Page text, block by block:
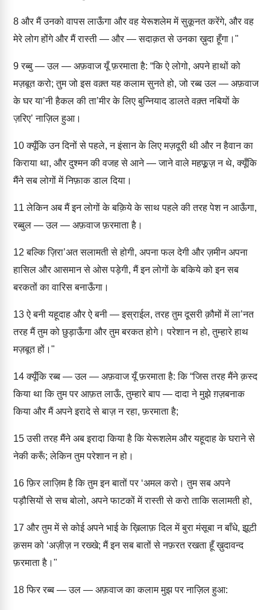
8 और मैं उनको वापस लाऊँगा और वह येरूशलेम में सुकूनत करेंगे, और वह
मेरे लोग होंगे और मैं रास्ती — और — सदाक़त से उनका ख़ुदा हूँगा।"
9रब्बु — उल — अफ़वाज यूँ फ़रमाता है: “कि ऐ लोगो, अपने हाथों को
मज़बूत करो; तुम जो इस वक़्त यह कलाम सुनते हो, जो रब्ब उल — अफ़वाज
के घर या’नी हैकल की ता’मीर के लिए बुन्नियाद डालते वक़्त नबियों के
ज़रिए’ नाज़िल हुआ।
10क्यूँकि उन दिनों से पहले, न इंसान के लिए मज़दूरी थी और न हैवान का
किराया था, और दुश्मन की वजह से आने — जाने वाले महफू़ज़ न थे, क्यूँकि
मैंने सब लोगों में निफ़ाक डाल दिया।
11 लेकिन अब मैं इन लोगों के बक़िये के साथ पहले की तरह पेश न आऊँगा,
रब्बुल — उल — अफ़वाज फ़रमाता है।
12 बल्कि ज़िरा’अत सलामती से होगी, अपना फल देगी और ज़मीन अपना
हासिल और आसमान से ओस पड़ेगी, मैं इन लोगों के बकिये को इन सब
बरकतों का वारिस बनाऊँगा।
13ऐ बनी यहूदाह और ऐ बनी — इस्राईल, तरह तुम दूसरी क़ौमों में ला’नत
तरह मैं तुम को छुड़ाऊँगा और तुम बरकत होगे। परेशान न हो, तुम्हारे हाथ
मज़बूत हों।"
14क्यूँकि रब्ब — उल — अफ़वाज यूँ फ़रमाता है: कि “जिस तरह मैंने क़स्द
किया था कि तुम पर आफ़त लाऊँ, तुम्हारे बाप — दादा ने मुझे ग़ज़बनाक
किया और मैं अपने इरादे से बाज़ न रहा, फ़रमाता है;
15उसी तरह मैंने अब इरादा किया है कि येरूशलेम और यहूदाह के घराने से
नेकी करूँ; लेकिन तुम परेशान न हो।
16फ़िर लाज़िम है कि तुम इन बातों पर ‘अमल करो। तुम सब अपने
पड़ौसियों से सच बोलो, अपने फाटकों में रास्ती से करो ताकि सलामती हो,
17 और तुम में से कोई अपने भाई के ख़िलाफ़ दिल में बुरा मंसूबा न बाँधे, झूटी
क़सम को ‘अज़ीज़ न रख्खे; मैं इन सब बातों से नफ़रत रखता हूँ ख़ुदावन्द
फ़रमाता है।"
18फिर रब्ब — उल — अफ़वाज का कलाम मुझ पर नाज़िल हुआ: